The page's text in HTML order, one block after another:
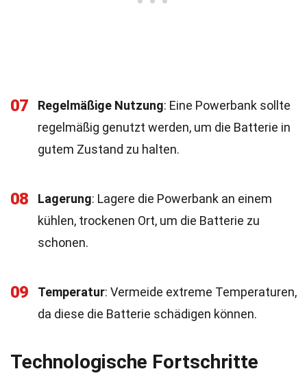
07 Regelmäßige Nutzung: Eine Powerbank sollte
regelmäßig genutzt werden, um die Batterie in
gutem Zustand zu halten.
08 Lagerung: Lagere die Powerbank an einem
kühlen, trockenen Ort, um die Batterie zu
schonen.
09 Temperatur: Vermeide extreme Temperaturen,
da diese die Batterie schädigen können.
Technologische Fortschritte